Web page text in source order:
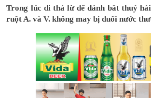
Trong lúc đi thả lừ để đánh bắt thuỷ
ruột A. và V. không may bị đuối nước